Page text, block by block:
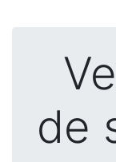
de